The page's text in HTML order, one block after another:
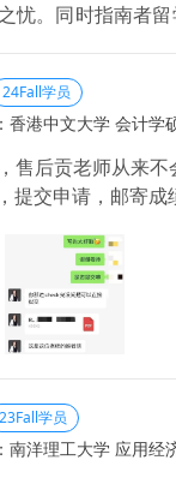
忧。同时指南者
出获得了offer。在
面的事物，这也是
24Fall学员
香港中文大学 会计学
售后贡老师从来
提交申请，邮寄成
23Fall学员
南洋理工大学 应用经